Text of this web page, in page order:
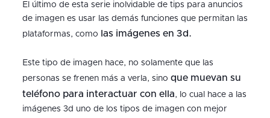
El último de esta serie inolvidable de tips para anuncios
de imagen es usar las demás funciones que permitan las
plataformas, como
las imágenes en 3d.
Este tipo de imagen hace, no solamente que las
personas se frenen más a verla, sino que muevan su
teléfono para interactuar con ella, lo cual hace a las
imágenes 3d uno de los tipos de imagen con mejor